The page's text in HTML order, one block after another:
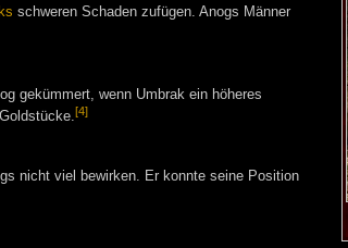
schweren Schaden zufügen. Anogs Männer
gekümmert, wenn Umbrak ein höheres
[4]
nicht viel bewirken. Er konnte seine Position